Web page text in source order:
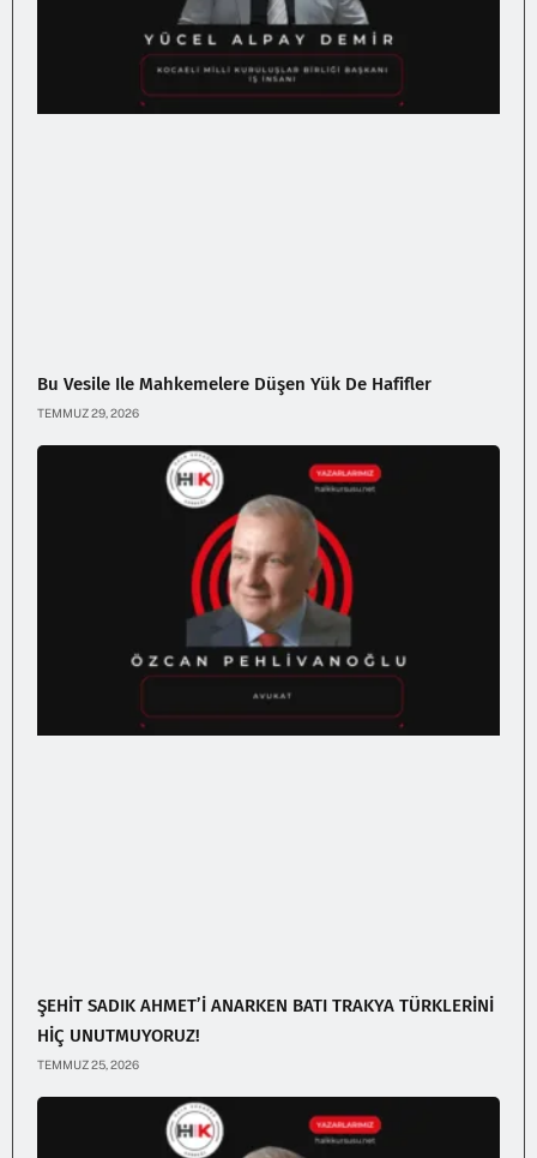
Bu Vesile Ile Mahkemelere Düşen Yük De Hafifler
TEMMUZ 29, 2026
ŞEHİT SADIK AHMET’İ ANARKEN BATI TRAKYA TÜRKLERİNİ
HİÇ UNUTMUYORUZ!
TEMMUZ 25, 2026